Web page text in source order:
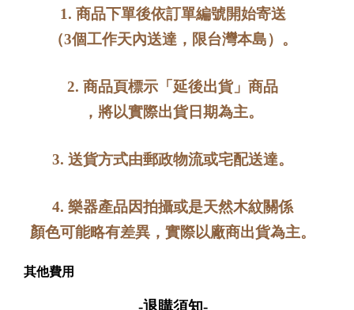
1. 商品下單後依訂單編號開始寄送
（3個工作天內送達，限台灣本島）。
2. 商品頁標示「延後出貨」商品
，將以實際出貨日期為主。
3. 送貨方式由郵政物流或宅配送達。
4. 樂器產品因拍攝或是天然木紋關係
顏色可能略有差異，實際以廠商出貨為主。
其他費用